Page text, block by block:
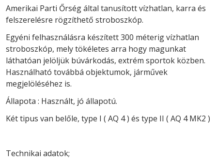
Amerikai Parti Őrség által tanusított vízhatlan, karra és
felszerelésre rögzíthető stroboszkóp.
Egyéni felhasználásra készített 300 méterig vízhatlan
stroboszkóp, mely tökéletes arra hogy magunkat
láthatóan jelöljük búvárkodás, extrém sportok közben.
Használható továbbá objektumok, járművek
megjelöléséhez is.
Állapota : Használt, jó állapotú.
Két tipus van belőle, type I ( AQ 4 ) és type II ( AQ 4 MK2 )
Technikai adatok;